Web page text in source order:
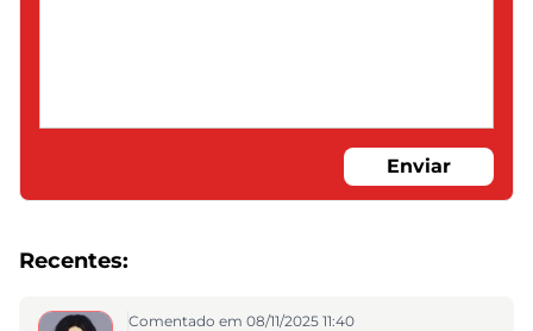
Enviar
Recentes:
Comentado em 08/11/2025 11:40